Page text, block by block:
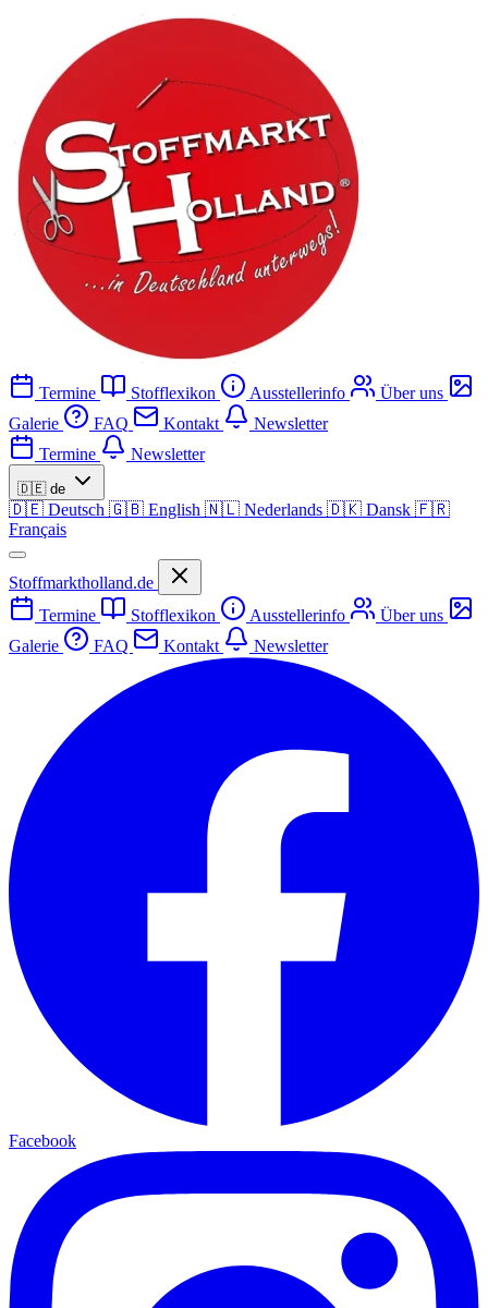
Termine Stofflexikon Ausstellerinfo
Über uns
Galerie
FAQ Kontakt
Newsletter
Termine
Newsletter
🇩🇪 de
🇩🇪 Deutsch 🇬🇧 English 🇳🇱 Nederlands 🇩🇰 Dansk 🇫🇷
Français
Stoffmarktholland.de
Termine
Stofflexikon Ausstellerinfo
Über uns
Galerie
FAQ Kontakt Newsletter
Facebook